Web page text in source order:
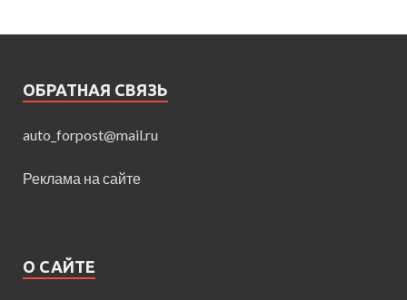
ОБРАТНАЯ СВЯЗЬ
auto_forpost@mail.ru
Реклама на сайте
О САЙТЕ